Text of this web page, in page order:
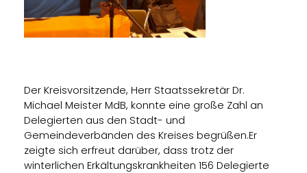
Der Kreisvorsitzende, Herr Staatssekretär Dr.
Michael Meister MdB, konnte eine große Zahl an
Delegierten aus den Stadt- und
Gemeindeverbänden des Kreises begrüßen.Er
zeigte sich erfreut darüber, dass trotz der
winterlichen Erkältungskrankheiten 156 Delegierte